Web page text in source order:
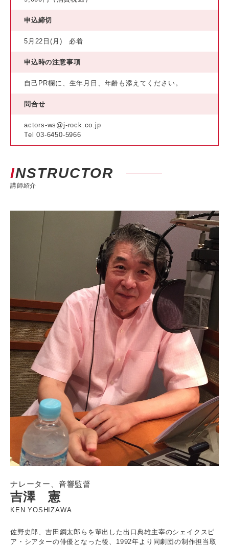
申込締切
5月22日(月) 必着
申込時の注意事項
自己PR欄に、生年月日、年齢も添えてください。
問合せ
actors-ws@j-rock.co.jp
Tel 03-6450-5966
INSTRUCTOR
講師紹介
ナレーター、音響監督
吉澤 憲
KEN YOSHIZAWA
佐野史郎、吉田鋼太郎らを輩出した出口典雄主宰のシェイクスピ
ア・シアターの俳優となった後、1992年より同劇団の制作担当取